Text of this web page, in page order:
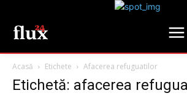
Acasă Etichete Afacerea refuguatilor
Etichetă: afacerea